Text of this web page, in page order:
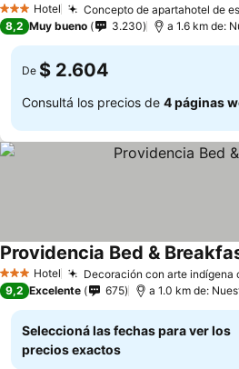
3 Estrellas
Hotel Concepto de apartahotel de
8,2 Muy bueno 3.230
De $ 2.604
Consultá los precios de 4 páginas
3 Estrellas
Hotel Decoración con arte indígena
Providencia Bed &
9,2 Excelente 675
Seleccioná las fechas para ver los
precios exactos